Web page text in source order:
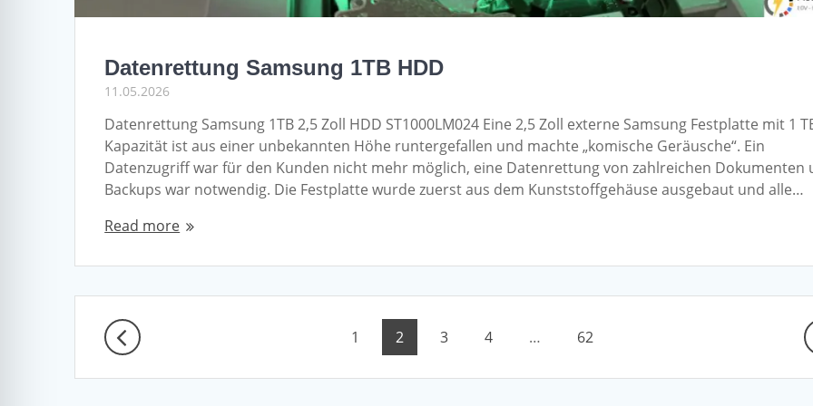
Datenrettung Samsung 1TB HDD
11.05.2026
Datenrettung Samsung 1TB 2,5 Zoll HDD ST1000LM024 Eine 2,5 Zoll externe Samsung Festplatte mit 1
Kapazität ist aus einer unbekannten Höhe runtergefallen und machte „komische Geräusche“. Ein
Datenzugriff war für den Kunden nicht mehr möglich, eine Datenrettung von zahlreichen Dokumenten
Backups war notwendig. Die Festplatte wurde zuerst aus dem Kunststoffgehäuse ausgebaut und alle…
Read more
Posts
navigation
Page
1 Page
2 Page
3 Page
4 … Page
62